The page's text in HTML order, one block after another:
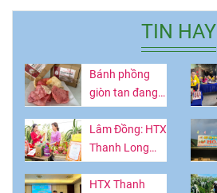
TIN HAY
Bánh phồng
giòn tan đang
hot ở Lâm
Đồng làm từ
thứ quả giàu
vitamin
Lâm Đồng: HTX
Thanh Long
Sạch Hòa Lệ -
Lan tỏa giá trị
HTX Thanh